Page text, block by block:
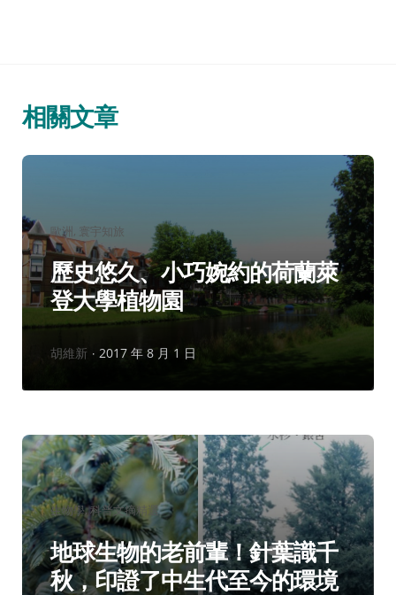
相關文章
分
類：
歐洲 寰宇知旅
歷史悠久、小巧婉約的荷蘭萊
登大學植物園
作
胡維新 2017 年 8 月 1 日
分
類：
生物學 科普文摘精選
地球生物的老前輩！針葉識千
秋，印證了中生代至今的環境